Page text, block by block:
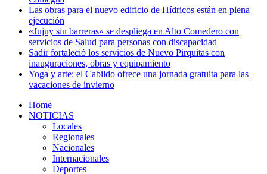
Las obras para el nuevo edificio de Hídricos están en plena
ejecución
«Jujuy sin barreras» se despliega en Alto Comedero con
servicios de Salud para personas con discapacidad
Sadir fortaleció los servicios de Nuevo Pirquitas con
inauguraciones, obras y equipamiento
Yoga y arte: el Cabildo ofrece una jornada gratuita para las
vacaciones de invierno
Home
NOTICIAS
Locales
Regionales
Nacionales
Internacionales
Deportes